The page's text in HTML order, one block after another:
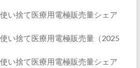
使い捨て医療用電極販売量シェア
使い捨て医療用電極販売量（2025
使い捨て医療用電極販売量シェア